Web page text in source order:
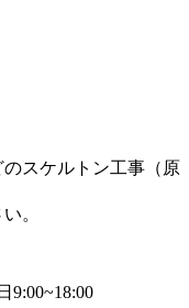
スケルトン工事（原
。